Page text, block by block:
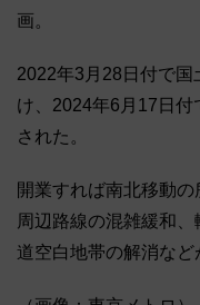
画。
2022年3月28日付で
け、2024年6月17日
された。
開業すれば南北移動の
周辺路線の混雑緩和
道空白地帯の解消など